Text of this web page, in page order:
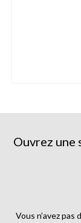
Ouvrez une
Vous n’avez